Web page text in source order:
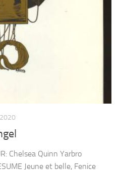
Chelsea Quinn Yarbro
Jeune et belle, Fenice